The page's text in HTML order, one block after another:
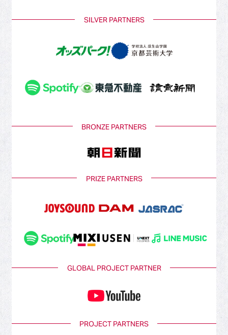
SILVER PARTNERS
BRONZE PARTNERS
PRIZE PARTNERS
GLOBAL PROJECT PARTNER
PROJECT PARTNERS